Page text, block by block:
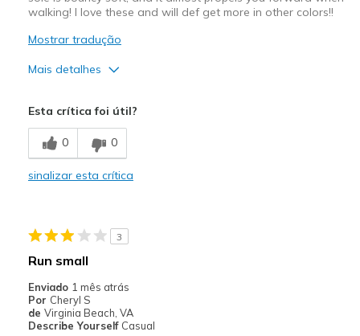
walking! I love these and will def get more in other colors!!
Mostrar tradução
Mais detalhes
Breathe Well
Comfortable
Melhores utilizações
Width
Feels true to width
Sizing
Feels true to size
Esta crítica foi útil?
0 0
sinalizar esta crítica
3
Run small
Enviado 1 mês atrás
Por Cheryl S
de Virginia Beach, VA
Describe Yourself Casual